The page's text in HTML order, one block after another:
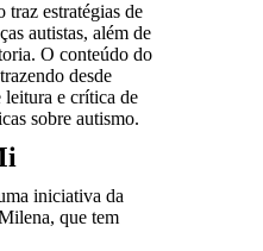
traz estratégias de
autistas, além de
O conteúdo do
desde
leitura e crítica de
sobre autismo.
iniciativa da
que tem